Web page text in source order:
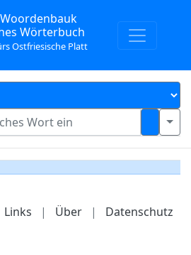
Wörterbuch
Ostfriesische Platt
Links | Über | Datenschutz